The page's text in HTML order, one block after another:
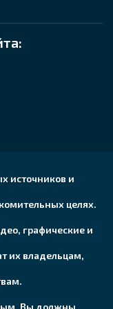
источников и
целях.
графические и
их владельцам,